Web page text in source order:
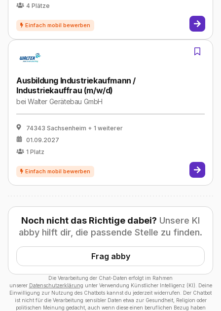
4 Plätze
Ausbildung Industriekaufmann /
Industriekauffrau (m/w/d)
beiWalter Gerätebau GmbH
74343 Sachsenheim + 1 weiterer
01.09.2027
1 Platz
Noch nicht das Richtige dabei? Unsere KI
abby hilft dir, die passende Stelle zu finden.
Frag abby
Die Verarbeitung der Chat-Daten erfolgt im Rahmen
unserer Datenschutzerklärung unter Verwendung Künstlicher Intelligenz (KI). Deine
Einwilligung zur Nutzung des Chatbots kannst du jederzeit widerrufen. Der Chatbot
ist nicht für die Verarbeitung sensibler Daten etwa zur Gesundheit, Religion oder
politischen Meinung gedacht, auch wenn diese einen beruflichen Bezug haben